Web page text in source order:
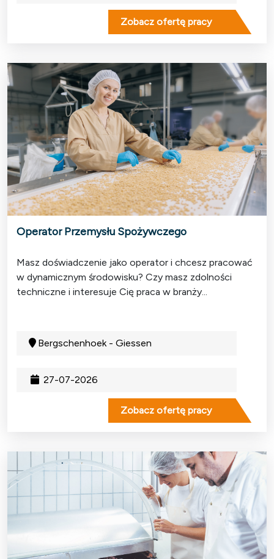
Zobacz ofertę pracy
Operator Przemysłu Spożywczego
27-07-2026
Bergschenhoek - Giessen
Masz doświadczenie jako operator i chcesz pracować
w dynamicznym środowisku? Czy masz zdolności
techniczne i interesuje Cię praca w branży...
Zobacz ofertę pracy